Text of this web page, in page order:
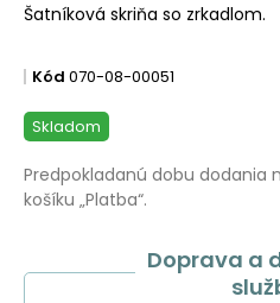
Šatníková skriňa so zrkadlom.
Kód 070-08-00051
Skladom
Predpokladanú dobu dodania
košíku „Platba“.
Doprava a